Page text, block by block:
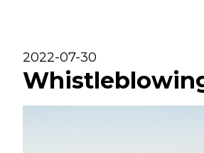
2022-07-30